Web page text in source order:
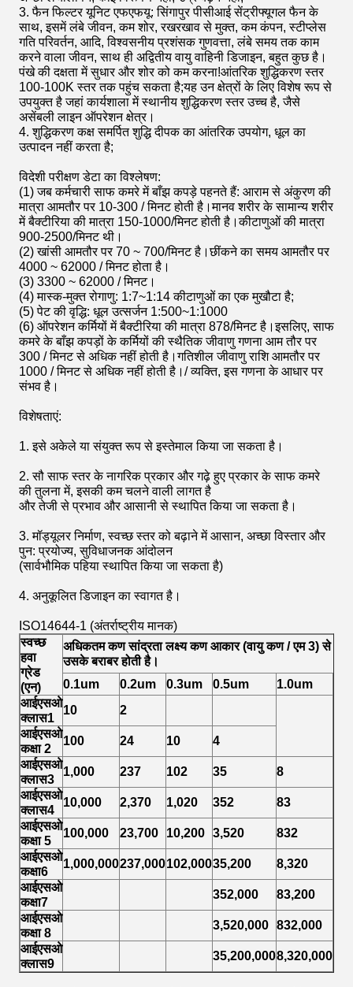
3. फैन फिल्टर यूनिट एफएफयू: सिंगापुर पीसीआई सेंट्रीफ्यूगल फैन के
साथ, इसमें लंबे जीवन, कम शोर, रखरखाव से मुक्त, कम कंपन, स्टीप्लेस
गति परिवर्तन, आदि, विश्वसनीय प्रशंसक गुणवत्ता, लंबे समय तक काम
करने वाला जीवन, साथ ही अद्वितीय वायु वाहिनी डिजाइन, बहुत कुछ है।
पंखे की दक्षता में सुधार और शोर को कम करना!आंतरिक शुद्धिकरण स्तर
100-100K स्तर तक पहुंच सकता है;यह उन क्षेत्रों के लिए विशेष रूप से
उपयुक्त है जहां कार्यशाला में स्थानीय शुद्धिकरण स्तर उच्च है, जैसे
असेंबली लाइन ऑपरेशन क्षेत्र।
4. शुद्धिकरण कक्ष समर्पित शुद्धि दीपक का आंतरिक उपयोग, धूल का
उत्पादन नहीं करता है;
विदेशी परीक्षण डेटा का विश्लेषण:
(1) जब कर्मचारी साफ कमरे में बाँझ कपड़े पहनते हैं: आराम से अंकुरण की
मात्रा आमतौर पर 10-300 / मिनट होती है।मानव शरीर के सामान्य शरीर
में बैक्टीरिया की मात्रा 150-1000/मिनट होती है।कीटाणुओं की मात्रा
900-2500/मिनट थी।
(2) खांसी आमतौर पर 70 ~ 700/मिनट है।छींकने का समय आमतौर पर
4000 ~ 62000 / मिनट होता है।
(3) 3300 ~ 62000 / मिनट।
(4) मास्क-मुक्त रोगाणु: 1:7~1:14 कीटाणुओं का एक मुखौटा है;
(5) पेट की वृद्धि: धूल उत्सर्जन 1:500~1:1000
(6) ऑपरेशन कर्मियों में बैक्टीरिया की मात्रा 878/मिनट है।इसलिए, साफ
कमरे के बाँझ कपड़ों के कर्मियों की स्थैतिक जीवाणु गणना आम तौर पर
300 / मिनट से अधिक नहीं होती है।गतिशील जीवाणु राशि आमतौर पर
1000 / मिनट से अधिक नहीं होती है।/ व्यक्ति, इस गणना के आधार पर
संभव है।
विशेषताएं:
1. इसे अकेले या संयुक्त रूप से इस्तेमाल किया जा सकता है।
2. सौ साफ स्तर के नागरिक प्रकार और गढ़े हुए प्रकार के साफ कमरे
की तुलना में, इसकी कम चलने वाली लागत है
और तेजी से प्रभाव और आसानी से स्थापित किया जा सकता है।
3. मॉड्यूलर निर्माण, स्वच्छ स्तर को बढ़ाने में आसान, अच्छा विस्तार और
पुन: प्रयोज्य, सुविधाजनक आंदोलन
(सार्वभौमिक पहिया स्थापित किया जा सकता है)
4. अनुकूलित डिजाइन का स्वागत है।
ISO14644-1 (अंतर्राष्ट्रीय मानक)
स्वच्छ
हवा
ग्रेड
(एन)
अधिकतम कण सांद्रता लक्ष्य कण आकार (वायु कण / एम 3) से
उसके बराबर होती है।
0.1um
0.2um 0.3um 0.5um 1.0um
आईएसओ
क्लास1
10
2
आईएसओ
कक्षा 2
100 24 10
4
आईएसओ
क्लास3
1,000 237 102 35
8
आईएसओ
क्लास4
10,000 2,370 1,020 352
83
आईएसओ
कक्षा 5
100,000 23,700 10,200 3,520 832
आईएसओ
कक्षा6
1,000,000237,000102,00035,200 8,320
आईएसओ
कक्षा7
352,000 83,200
आईएसओ
कक्षा 8
3,520,000 832,000
आईएसओ
क्लास9
35,200,0008,320,000